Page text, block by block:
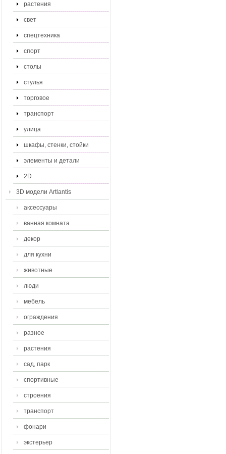
растения
свет
спецтехника
спорт
столы
стулья
торговое
транспорт
улица
шкафы, стенки, стойки
элементы и детали
2D
3D модели Artlantis
аксессуары
ванная комната
декор
для кухни
животные
люди
мебель
ограждения
разное
растения
сад, парк
спортивные
строения
транспорт
фонари
экстерьер